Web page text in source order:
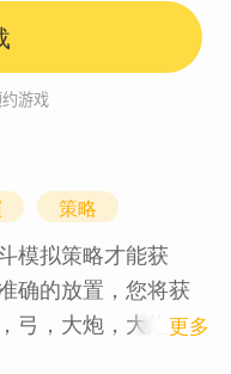
游戏
策略
模拟策略才能获
确的放置，您将获
弓，大炮，大炮，
1 更多